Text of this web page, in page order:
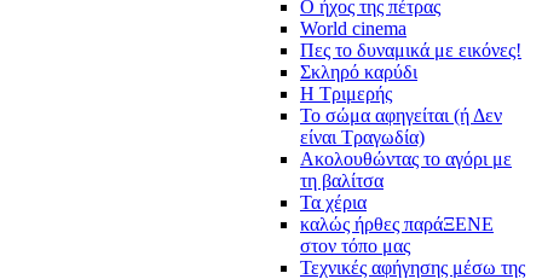
Ο ήχος της πέτρας
World cinema
Πες το δυναμικά με εικόνες!
Σκληρό καρύδι
Η Τριμερής
Το σώμα αφηγείται (ή Δεν
είναι Τραγωδία)
Ακολουθώντας το αγόρι με
τη βαλίτσα
Τα χέρια
καλώς ήρθες παράΞΕΝΕ
στον τόπο μας
Τεχνικές αφήγησης μέσω της